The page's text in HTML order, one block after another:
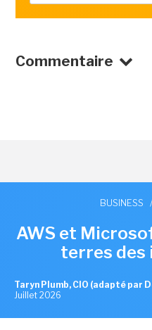
Commentaire
BUSINESS /
AWS et
terres
Taryn Plumb, CIO (adapté par
Juillet 2026